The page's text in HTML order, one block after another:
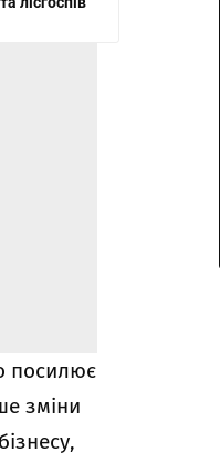
посилює
зміни